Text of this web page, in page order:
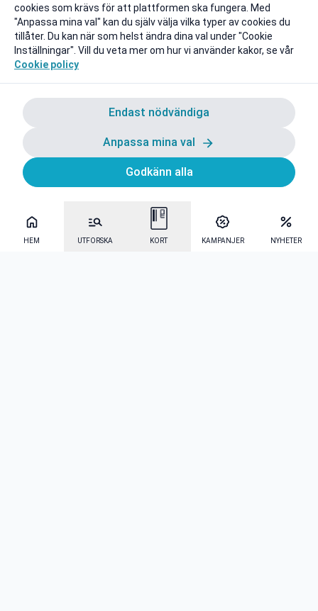
HEM UTFORSKA KORT KAMPANJER NYHETER
cookies som krävs för att plattformen ska fungera. Med
"Anpassa mina val" kan du själv välja vilka typer av cookies du
tillåter. Du kan när som helst ändra dina val under "Cookie
Inställningar". Vill du veta mer om hur vi använder kakor, se vår
Cookie policy
Endast nödvändiga
Anpassa mina val
Godkänn alla